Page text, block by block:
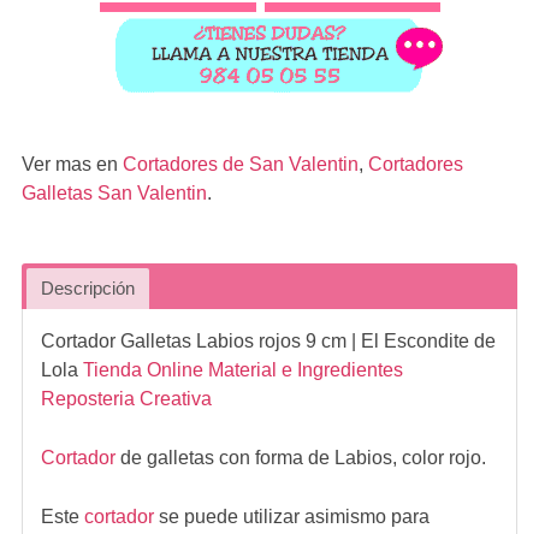
Ver mas en Cortadores de San Valentin, Cortadores
Galletas San Valentin.
Descripción
Cortador Galletas Labios rojos 9 cm| El Escondite de
Lola Tienda Online Material e Ingredientes
Reposteria Creativa
Cortadorde galletas con forma de Labios, color rojo.
Este cortadorse puede utilizar asimismo para